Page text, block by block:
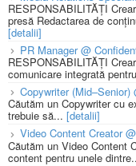
RESPONSABILITĂȚI
presă Redactarea de
[detalii]
PR Manager @
RESPONSABILITĂȚI
comunicare integrată
Copywriter (Mid–Senior)
Căutăm un Copywriter cu
trebuie să... [detalii]
Video Content Creator
Căutăm un Video Content
content pentru unele